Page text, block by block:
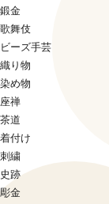
鍛金
歌舞伎
ビーズ手芸
織り物
染め物
座禅
茶道
着付け
刺繍
史跡
彫金